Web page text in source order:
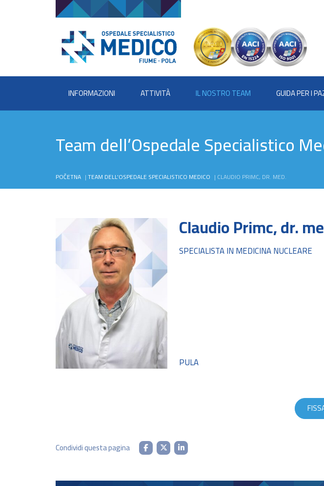
INFORMAZIONI ATTIVITÀ IL NOSTRO TEAM GUIDA PER I
Team dell’Ospedale Specialistico
POČETNA |TEAM DELL’OSPEDALE SPECIALISTICO MEDICO | CLAUDIO PRIMC, DR. MED.
Claudio Primc, dr.
SPECIALISTA IN MEDICINA NUCLEARE
PULA
Condividi questa pagina